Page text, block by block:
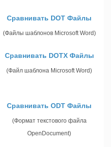
Сравнивать DOT Файлы
(Файлы шаблонов Microsoft Word)
Сравнивать DOTX Файлы
(Файл шаблона Microsoft Word)
Сравнивать ODT Файлы
(Формат текстового файла
OpenDocument)